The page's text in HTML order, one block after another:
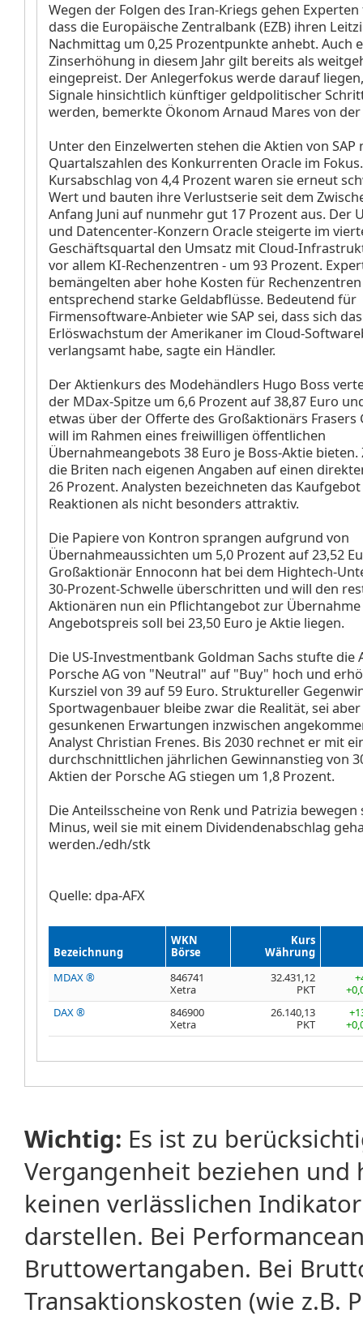
Wegen der Folgen des Iran-Kriegs gehen
dass die Europäische Zentralbank (EZB) ihren
Nachmittag um 0,25 Prozentpunkte anhebt. Auch
Zinserhöhung in diesem Jahr gilt bereits als
eingepreist. Der Anlegerfokus werde darauf
Signale hinsichtlich künftiger geldpolitischer
werden, bemerkte Ökonom Arnaud Mares von
Unter den Einzelwerten stehen die Aktien von SAP
Quartalszahlen des Konkurrenten Oracle im
Kursabschlag von 4,4 Prozent waren sie erneut
Wert und bauten ihre Verlustserie seit dem
Anfang Juni auf nunmehr gut 17 Prozent aus. Der
und Datencenter-Konzern Oracle steigerte im
Geschäftsquartal den Umsatz mit Cloud-
vor allem KI-Rechenzentren - um 93 Prozent.
bemängelten aber hohe Kosten für
entsprechend starke Geldabflüsse. Bedeutend für
Firmensoftware-Anbieter wie SAP sei, dass sich das
Erlöswachstum der Amerikaner im Cloud-
verlangsamt habe, sagte ein Händler.
Der Aktienkurs des Modehändlers Hugo Boss
der MDax-Spitze um 6,6 Prozent auf 38,87 Euro
etwas über der Offerte des Großaktionärs
will im Rahmen eines freiwilligen öffentlichen
Übernahmeangebots 38 Euro je Boss-Aktie
die Briten nach eigenen Angaben auf einen
26 Prozent. Analysten bezeichneten das
Reaktionen als nicht besonders attraktiv.
Die Papiere von Kontron sprangen aufgrund von
Übernahmeaussichten um 5,0 Prozent auf 23,52
Großaktionär Ennoconn hat bei dem Hightech-
30-Prozent-Schwelle überschritten und will den
Aktionären nun ein Pflichtangebot zur
Angebotspreis soll bei 23,50 Euro je Aktie liegen.
Die US-Investmentbank Goldman Sachs stufte die
Porsche AG von "Neutral" auf "Buy" hoch und
Kursziel von 39 auf 59 Euro. Struktureller
Sportwagenbauer bleibe zwar die Realität, sei
gesunkenen Erwartungen inzwischen
Analyst Christian Frenes. Bis 2030 rechnet er mit
durchschnittlichen jährlichen Gewinnanstieg von
Aktien der Porsche AG stiegen um 1,8 Prozent.
Die Anteilsscheine von Renk und Patrizia bewegen
Minus, weil sie mit einem Dividendenabschlag
werden./edh/stk
Quelle: dpa-AFX
Bezeichnung
WKN
Börse
Kurs
Währung
MDAX ®
846741
Xetra
32.431,12
PKT
DAX ®
846900
Xetra
26.140,13
PKT
Wichtig: Es ist zu
Vergangenheit beziehen
keinen verlässlichen
darstellen. Bei
Bruttowertangaben. Bei
Transaktionskosten (wie z.B.